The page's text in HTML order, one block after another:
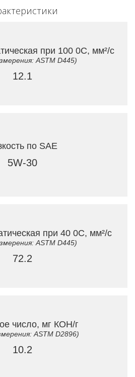
при 100 0C, мм²/с
ASTM D445)
12.1
по SAE
5W-30
при 40 0C, мм²/с
ASTM D445)
72.2
число, мг КОН/г
ASTM D2896)
10.2